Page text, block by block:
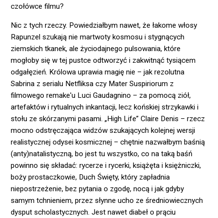
czołówce filmu?
Nic z tych rzeczy. Powiedziałbym nawet, że łakome włosy
Rapunzel szukają nie martwoty kosmosu i stygnących
ziemskich tkanek, ale życiodajnego pulsowania, które
mogłoby się w tej pustce odtworzyć i zakwitnąć tysiącem
odgałęzień. Królowa uprawia magię nie – jak rezolutna
Sabrina z serialu Netfliksa czy Mater Suspiriorum z
filmowego remake'u Luci Gaudagnino – za pomocą ziół,
artefaktów i rytualnych inkantacji, lecz końskiej strzykawki i
stołu ze skórzanymi pasami. „High Life” Claire Denis – rzecz
mocno odstręczająca widzów szukających kolejnej wersji
realistycznej odysei kosmicznej – chętnie nazwałbym baśnią
(anty)natalistyczną, bo jest tu wszystko, co na taką baśń
powinno się składać: rycerze i rycerki, książęta i księżniczki,
boży prostaczkowie, Duch Święty, który zapładnia
niepostrzeżenie, bez pytania o zgodę, nocą i jak gdyby
samym tchnieniem, przez słynne ucho ze średniowiecznych
dysput scholastycznych. Jest nawet diabeł o prąciu